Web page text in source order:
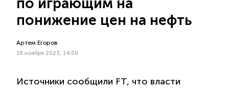
понижение цен на нефть
Артем Егоров
18 ноября 2023, 14:00
Источники сообщили FT, что власти